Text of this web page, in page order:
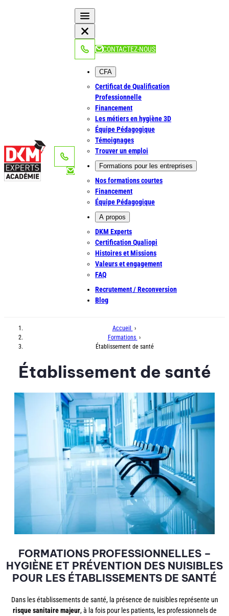
NOUS APPELER
NOUS APPELERCONTACTEZ-NOUS
CFA
Certificat de Qualification
Professionnelle
Financement
Les métiers en hygiène 3D
Équipe Pédagogique
Témoignages
Trouver un emploi
Formations pour les entreprises
Nos formations courtes
Financement
Équipe Pédagogique
A propos
DKM Experts
Certification Qualiopi
Histoires et Missions
Valeurs et engagement
FAQ
Recrutement / Reconversion
Blog
Accueil
›
Formations ›
Établissement de santé
Établissement de santé
FORMATIONS PROFESSIONNELLES –
HYGIÈNE ET PRÉVENTION DES NUISIBLES
POUR LES ÉTABLISSEMENTS DE SANTÉ
Dans les établissements de santé, la présence de nuisibles représente un
risque sanitaire majeur, à la fois pour les patients, les professionnels de